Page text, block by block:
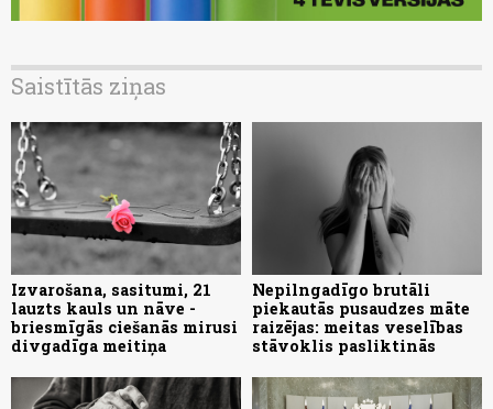
Saistītās ziņas
Izvarošana, sasitumi, 21
lauzts kauls un nāve -
briesmīgās ciešanās mirusi
divgadīga meitiņa
Nepilngadīgo brutāli
piekautās pusaudzes māte
raizējas: meitas veselības
stāvoklis pasliktinās